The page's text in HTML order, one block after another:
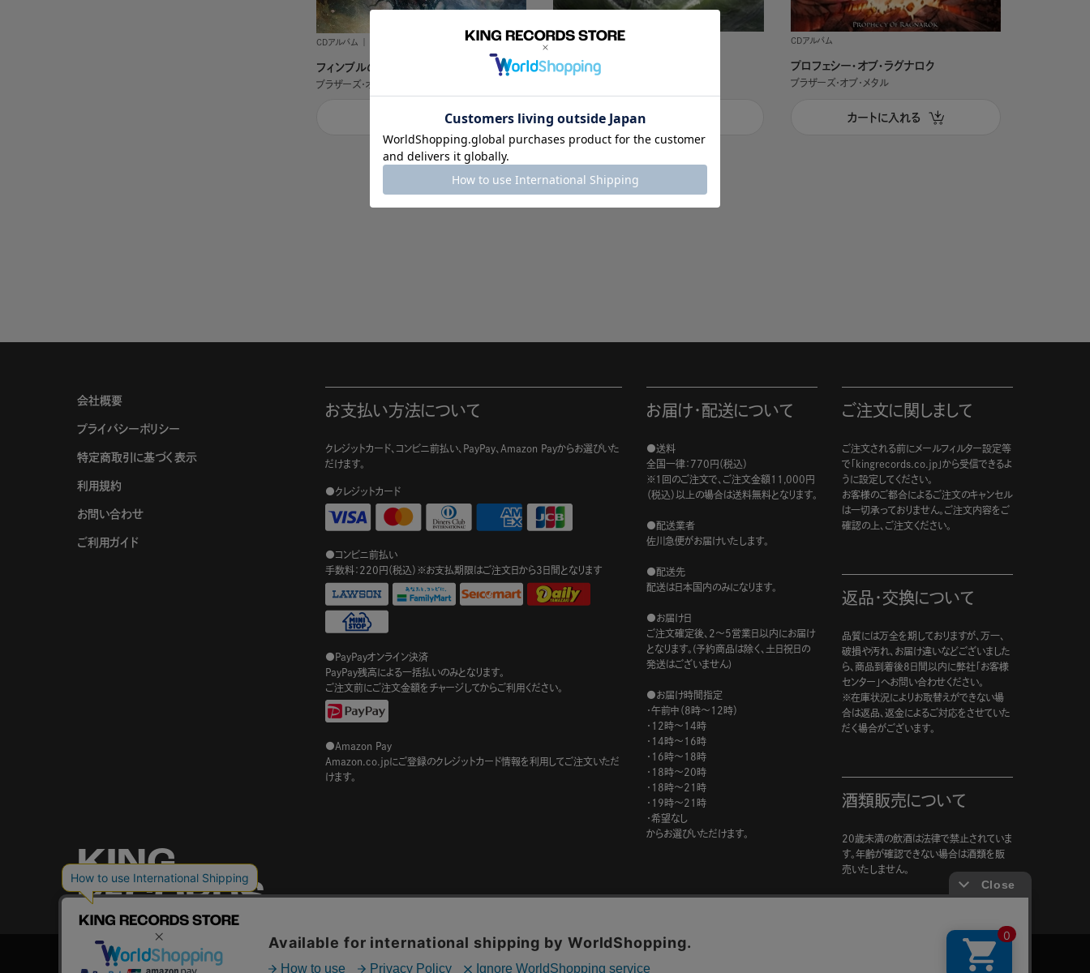
CDアルバム
フィンブルの冬【数量限定盤】
ブラザーズ・オブ・メタル
カートに入れる
CDアルバム
エンブラス・サーガ
カートに入れる
CDアルバム
プロフェシー・オブ・ラグナロク
ブラザーズ・オブ・メタル
カートに入れる
会社概要
プライバシーポリシー
特定商取引に基づく表示
利用規約
お問い合わせ
ご利用ガイド
KING
RECORDS
STORE
© KING RECORD Co.,Ltd.
お支払い方法について
クレジットカード、コンビニ前払い、PayPay、Amazon Payからお選びいた
だけます。
●クレジットカード
●コンビニ前払い
手数料：220円（税込）※お支払期限はご注文日から3日間となります
●PayPayオンライン決済
PayPay残高による一括払いのみとなります。
ご注文前にご注文金額をチャージしてからご利用ください。
●Amazon Pay
Amazon.co.jpにご登録のクレジットカード情報を利用してご注文いただ
けます。
お届け・配送について
●送料
全国一律：770円（税込）
※1回のご注文で、ご注文金額11,000円
（税込）以上の場合は送料無料となります。
●配送業者
佐川急便がお届けいたします。
●配送先
配送は日本国内のみになります。
●お届け日
ご注文確定後、2～5営業日以内にお届け
となります。(予約商品は除く、土日祝日の
発送はございません)
●お届け時間指定
・午前中（8時～12時）
・12時～14時
・14時～16時
・16時～18時
・18時～20時
・18時～21時
・19時～21時
・希望なし
からお選びいただけます。
ご注文に関しまして
ご注文される前にメールフィルター設定等
で「kingrecords.co.jp」から受信できるよ
うに設定してください。
お客様のご都合によるご注文のキャンセル
は一切承っておりません。ご注文内容をご
確認の上、ご注文ください。
返品・交換について
品質には万全を期しておりますが、万一、
破損や汚れ、お届け違いなどございました
ら、商品到着後8日間以内に弊社「お客様
センター」へお問い合わせください。
※在庫状況によりお取替えができない場
合は返品、返金によるご対応をさせていた
だく場合がございます。
酒類販売について
20歳未満の飲酒は法律で禁止されていま
す。年齢が確認できない場合は酒類を販
売いたしません。